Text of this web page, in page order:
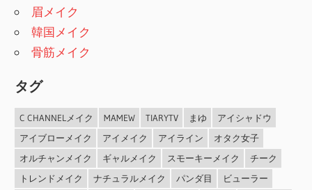
眉メイク
韓国メイク
骨筋メイク
タグ
C CHANNELメイク MAMEW TIARYTV まゆ
アイシャドウ
アイブローメイク
アイメイク アイライン
オタク女子
オルチャンメイク
ギャルメイク スモーキーメイク
チーク
トレンドメイク
ナチュラルメイク パンダ目
ビューラー